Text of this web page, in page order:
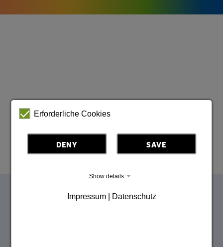
Erforderliche Cookies
DENY SAVE
Show details
Impressum | Datenschutz